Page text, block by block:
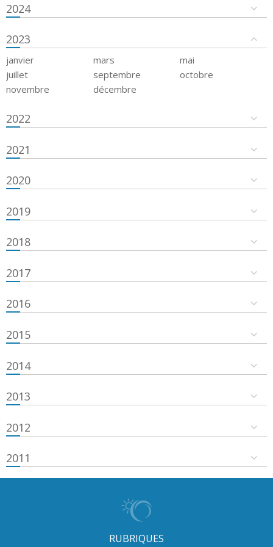
2024
2023
janvier mars
mai
juillet
septembre
octobre
novembre
décembre
2022
2021
2020
2019
2018
2017
2016
2015
2014
2013
2012
2011
RUBRIQUES